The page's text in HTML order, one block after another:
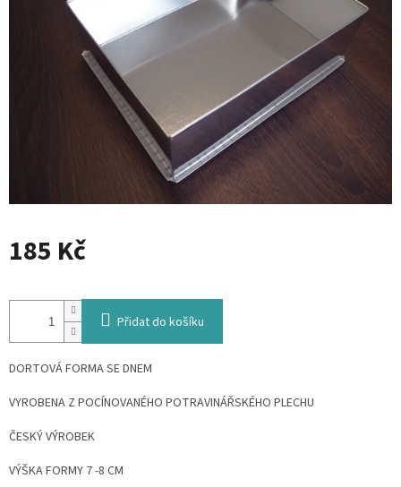
185 Kč
cena:
Přidat do košíku
DORTOVÁ FORMA SE DNEM
VYROBENA Z POCÍNOVANÉHO POTRAVINÁŘSKÉHO PLECHU
ČESKÝ VÝROBEK
VÝŠKA FORMY 7 -8 CM